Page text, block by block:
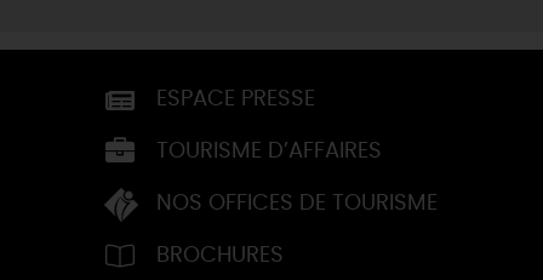
ESPACE PRESSE
TOURISME D’AFFAIRES
NOS OFFICES DE TOURISME
BROCHURES